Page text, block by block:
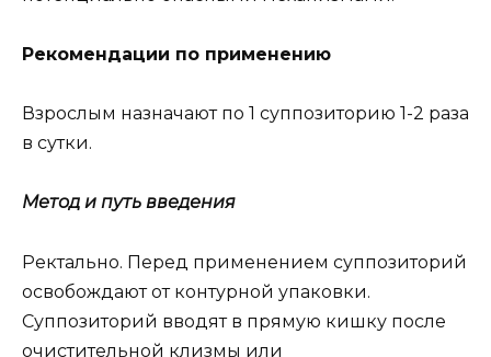
Рекомендации по применению
Взрослым назначают по 1 суппозиторию 1-2 раза
в сутки.
Метод и путь введения
Ректально. Перед применением суппозиторий
освобождают от контурной упаковки.
Суппозиторий вводят в прямую кишку после
очистительной клизмы или